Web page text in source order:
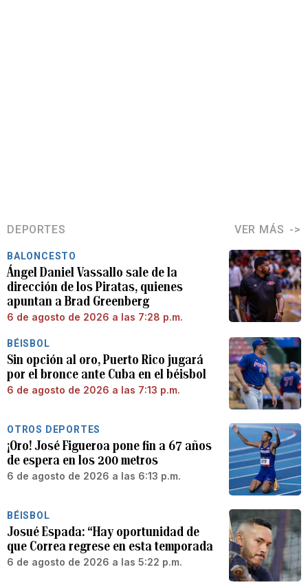
DEPORTES VER MÁS
BALONCESTO
Ángel Daniel Vassallo sale de la
dirección de los Piratas, quienes
apuntan a Brad Greenberg
6 de agosto de 2026 a las 7:28 p.m.
BÉISBOL
Sin opción al oro, Puerto Rico jugará
por el bronce ante Cuba en el béisbol
6 de agosto de 2026 a las 7:13 p.m.
OTROS DEPORTES
¡Oro! José Figueroa pone fin a 67 años
de espera en los 200 metros
6 de agosto de 2026 a las 6:13 p.m.
BÉISBOL
Josué Espada: “Hay oportunidad de
que Correa regrese en esta temporada
6 de agosto de 2026 a las 5:22 p.m.